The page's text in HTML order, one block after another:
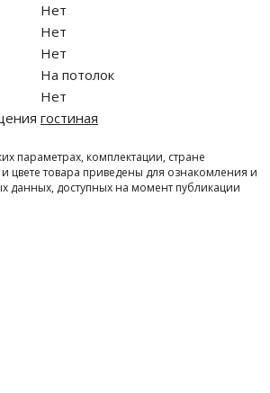
Нет
Нет
Нет
На потолок
Нет
гостиная
параметрах, комплектации, стране
цвете товара приведены для ознакомления и
данных, доступных на момент публикации